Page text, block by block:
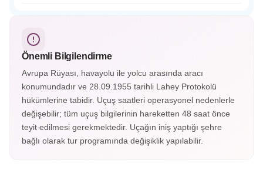
çevresinde gezinen Nara geyiklerini severek besleyeceğiz.
Önemli Bilgilendirme
Avrupa Rüyası, havayolu ile yolcu arasında aracı
konumundadır ve 28.09.1955 tarihli Lahey Protokolü
hükümlerine tabidir. Uçuş saatleri operasyonel nedenlerle
değişebilir; tüm uçuş bilgilerinin hareketten 48 saat önce
teyit edilmesi gerekmektedir. Uçağın iniş yaptığı şehre
bağlı olarak tur programında değişiklik yapılabilir.